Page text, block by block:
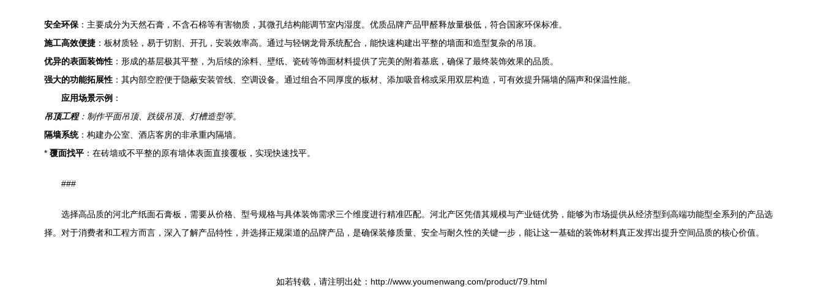
安全环保 ：主要成分为天然石膏，不含石棉等有害物质，其微孔结构能调节室内湿度。优质品牌产品甲醛释放量极低，符合国家环保标准。
施工高效便捷 ：板材质轻，易于切割、开孔，安装效率高。通过与轻钢龙骨系统配合，能快速构建出平整的墙面和造型复杂的吊顶。
优异的表面装饰性 ：形成的基层极其平整，为后续的涂料、壁纸、瓷砖等饰面材料提供了完美的附着基底，确保了最终装饰效果的品质。
强大的功能拓展性 ：其内部空腔便于隐蔽安装管线、空调设备。通过组合不同厚度的板材、添加吸音棉或采用双层构造，可有效提升隔墙的隔声和保温性能。
应用场景示例 ：
吊顶工程：制作平面吊顶、跌级吊顶、灯槽造型等。
隔墙系统：构建办公室、酒店客房的非承重内隔墙。
* 覆面找平 ：在砖墙或不平整的原有墙体表面直接覆板，实现快速找平。
###
选择高品质的河北产纸面石膏板，需要从价格、型号规格与具体装饰需求三个维度进行精准匹配。河北产区凭借其规模与产业链优势，能够为市场提供从经济型到高端功能型全系列的产品选
择。对于消费者和工程方而言，深入了解产品特性，并选择正规渠道的品牌产品，是确保装修质量、安全与耐久性的关键一步，能让这一基础的装饰材料真正发挥出提升空间品质的核心价值。
如若转载，请注明出处：http://www.youmenwang.com/product/79.html